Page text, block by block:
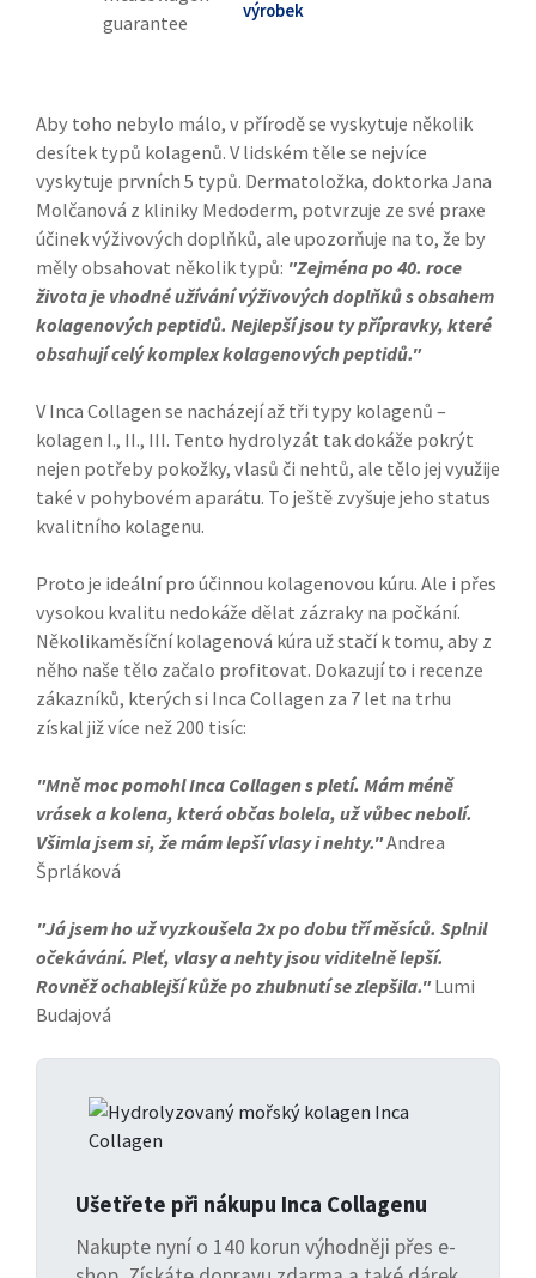
výrobek
Aby toho nebylo málo, v přírodě se vyskytuje několik
desítek typů kolagenů. V lidském těle se nejvíce
vyskytuje prvních 5 typů. Dermatoložka, doktorka Jana
Molčanová z kliniky Medoderm, potvrzuje ze své praxe
účinek výživových doplňků, ale upozorňuje na to, že by
měly obsahovat několik typů: "Zejména po 40. roce
života je vhodné užívání výživových doplňků s obsahem
kolagenových peptidů. Nejlepší jsou ty přípravky, které
obsahují celý komplex kolagenových peptidů."
V Inca Collagen se nacházejí až tři typy kolagenů –
kolagen I., II., III. Tento hydrolyzát tak dokáže pokrýt
nejen potřeby pokožky, vlasů či nehtů, ale tělo jej využije
také v pohybovém aparátu. To ještě zvyšuje jeho status
kvalitního kolagenu.
Proto je ideální pro účinnou kolagenovou kúru. Ale i přes
vysokou kvalitu nedokáže dělat zázraky na počkání.
Několikaměsíční kolagenová kúra už stačí k tomu, aby z
něho naše tělo začalo profitovat. Dokazují to i recenze
zákazníků, kterých si Inca Collagen za 7 let na trhu
získal již více než 200 tisíc:
"Mně moc pomohl Inca Collagen s pletí. Mám méně
vrásek a kolena, která občas bolela, už vůbec nebolí.
Všimla jsem si, že mám lepší vlasy i nehty."Andrea
Šprláková
"Já jsem ho už vyzkoušela 2x po dobu tří měsíců. Splnil
očekávání. Pleť, vlasy a nehty jsou viditelně lepší.
Rovněž ochablejší kůže po zhubnutí se zlepšila."Lumi
Budajová
Ušetřete při nákupu Inca Collagenu
Nakupte nyní o 140 korun výhodněji přes e-